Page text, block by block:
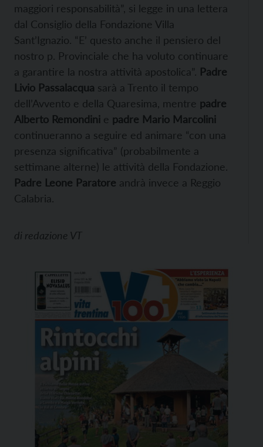
maggiori responsabilità”, si legge in una lettera
dal Consiglio della Fondazione Villa
Sant’Ignazio. “E’ questo anche il pensiero del
nostro p. Provinciale che ha voluto continuare
a garantire la nostra attività apostolica”. Padre
Livio Passalacqua sarà a Trento il tempo
dell’Avvento e della Quaresima, mentre padre
Alberto Remondini e padre Mario Marcolini
continueranno a seguire ed animare “con una
presenza significativa” (probabilmente a
settimane alterne) le attività della Fondazione.
Padre Leone Paratore andrà invece a Reggio
Calabria.
di redazione VT